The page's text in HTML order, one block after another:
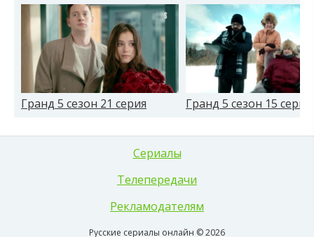
Гранд 5 сезон 21 серия Гранд 5 сезон 15 серия
Сериалы
Телепередачи
Рекламодателям
Русские сериалы онлайн © 2026